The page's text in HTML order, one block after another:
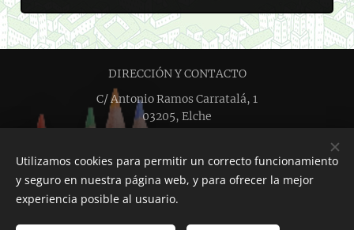
DIRECCIÓN Y CONTACTO
C/ Antonio Ramos Carratalá, 1
03205, Elche
cpeip.fundacion.mediterraneo@fundacionmediterraneo.es
TRABAJA CON NOSOTROS
Creado conWebnode
Idiomas
Utilizamos cookies para permitir un correcto funcionamiento
y seguro en nuestra página web, y para ofrecer la mejor
experiencia posible al usuario.